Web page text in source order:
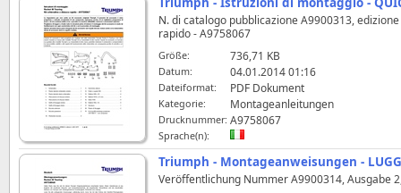
N. di catalogo pubblicazione A9900313,
rapido - A9758067
Größe: 736,71 KB
Datum: 04.01.2014 01:16
Dateiformat: PDF Dokument
Kategorie: Montageanleitungen
Drucknummer: A9758067
Sprache(n):
Triumph - Montageanweisungen -
Veröffentlichung Nummer A9900314, Ausgabe